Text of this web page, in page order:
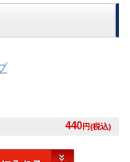
440円(税込)